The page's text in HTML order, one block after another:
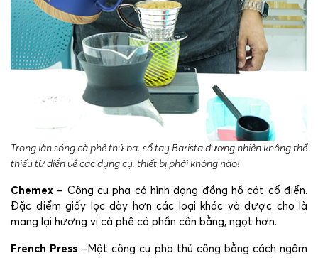
Trong làn sóng cà phê thứ ba, sổ tay Barista đương nhiên không thể
thiếu từ điển về các dụng cụ, thiết bị phải không nào!
Chemex – Công cụ pha có hình dạng đồng hồ cát cổ điển.
Đặc điểm giấy lọc dày hơn các loại khác và được cho là
mang lại hương vị cà phê có phần cân bằng, ngọt hơn.
French Press –Một công cụ pha thủ công bằng cách ngâm